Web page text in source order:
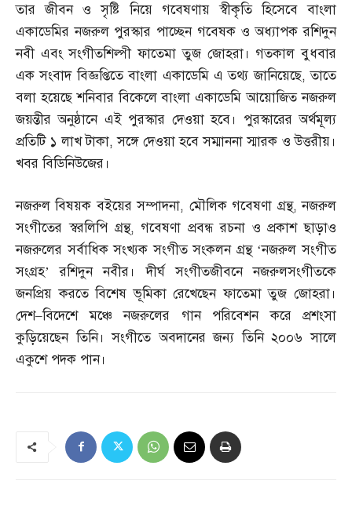
তার জীবন ও সৃষ্টি নিয়ে গবেষণায় স্বীকৃতি হিসেবে বাংলা
একাডেমির নজরুল পুরস্কার পাচ্ছেন গবেষক ও অধ্যাপক রশিদুন
নবী এবং সংগীতশিল্পী ফাতেমা তুজ জোহরা। গতকাল বুধবার
এক সংবাদ বিজ্ঞপ্তিতে বাংলা একাডেমি এ তথ্য জানিয়েছে,তাতে
বলা হয়েছে শনিবার বিকেলে বাংলা একাডেমি আয়োজিত নজরুল
জয়ন্তীর অনুষ্ঠানে এই পুরস্কার দেওয়া হবে। পুরস্কারের অর্থমূল্য
প্রতিটি ১ লাখ টাকা,সঙ্গে দেওয়া হবে সম্মাননা স্মারক ও উত্তরীয়।
খবর বিডিনিউজের।
নজরুল বিষয়ক বইয়ের সম্পাদনা, মৌলিক গবেষণা গ্রন্থ,নজরুল
সংগীতের স্বরলিপি গ্রন্থ,গবেষণা প্রবন্ধ রচনা ও প্রকাশ ছাড়াও
নজরুলের সর্বাধিক সংখ্যক সংগীত সংকলন গ্রন্থ ‘নজরুল সংগীত
সংগ্রহ’ রশিদুন নবীর। দীর্ঘ সংগীতজীবনে নজরুলসংগীতকে
জনপ্রিয় করতে বিশেষ ভূমিকা রেখেছেন ফাতেমা তুজ জোহরা।
দেশ–বিদেশে মঞ্চে নজরুলের গান পরিবেশন করে প্রশংসা
কুড়িয়েছেন তিনি। সংগীতে অবদানের জন্য তিনি ২০০৬ সালে
একুশে পদক পান।